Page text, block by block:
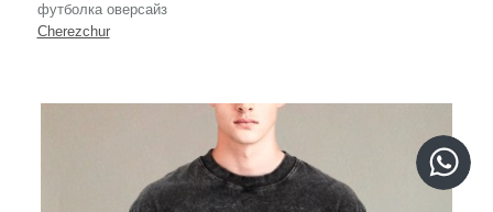
футболка оверсайз
Cherezchur